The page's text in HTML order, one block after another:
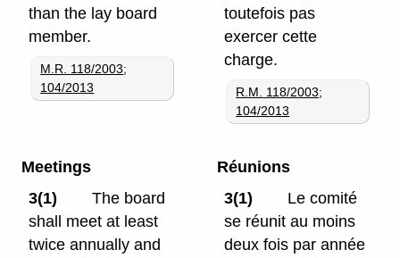
than the lay board
member.
M.R. 118/2003;
104/2013
toutefois pas
exercer cette
charge.
R.M. 118/2003;
104/2013
Meetings
3(1)
The board
shall meet at least
twice annually and
Réunions
3(1)
Le comité
se réunit au moins
deux fois par année